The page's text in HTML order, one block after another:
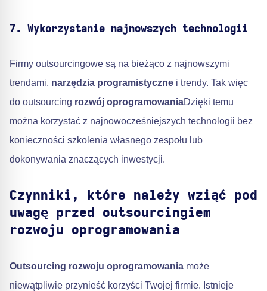
7. Wykorzystanie najnowszych technologii
Firmy outsourcingowe są na bieżąco z najnowszymi
trendami. narzędzia programistyczne i trendy. Tak więc
do outsourcing rozwój oprogramowaniaDzięki temu
można korzystać z najnowocześniejszych technologii bez
konieczności szkolenia własnego zespołu lub
dokonywania znaczących inwestycji.
Czynniki, które należy wziąć pod
uwagę przed outsourcingiem
rozwoju oprogramowania
Outsourcing rozwoju oprogramowania może
niewątpliwie przynieść korzyści Twojej firmie. Istnieje